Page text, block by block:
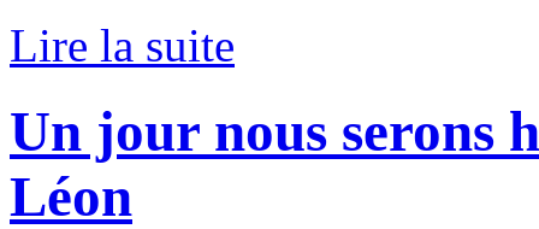
Lire la suite
Un jour nous serons
Léon